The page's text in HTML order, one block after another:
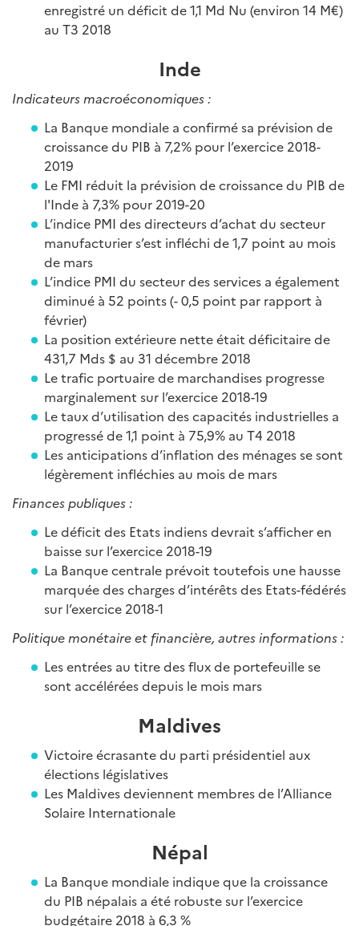
enregistré un déficit de 1,1 Md Nu (environ 14 M€)
au T3 2018
Inde
Indicateurs macroéconomiques :
La Banque mondiale a confirmé sa prévision de
croissance du PIB à 7,2% pour l’exercice 2018-
2019
Le FMI réduit la prévision de croissance du PIB de
l'Inde à 7,3% pour 2019-20
L’indice PMI des directeurs d’achat du secteur
manufacturier s’est infléchi de 1,7 point au mois
de mars
L’indice PMI du secteur des services a également
diminué à 52 points (- 0,5 point par rapport à
février)
La position extérieure nette était déficitaire de
431,7 Mds $ au 31 décembre 2018
Le trafic portuaire de marchandises progresse
marginalement sur l’exercice 2018-19
Le taux d’utilisation des capacités industrielles a
progressé de 1,1 point à 75,9% au T4 2018
Les anticipations d’inflation des ménages se sont
légèrement infléchies au mois de mars
Finances publiques :
Le déficit des Etats indiens devrait s’afficher en
baisse sur l’exercice 2018-19
La Banque centrale prévoit toutefois une hausse
marquée des charges d’intérêts des Etats-fédérés
sur l’exercice 2018-1
Politique monétaire et financière, autres informations :
Les entrées au titre des flux de portefeuille se
sont accélérées depuis le mois mars
Maldives
Victoire écrasante du parti présidentiel aux
élections législatives
Les Maldives deviennent membres de l’Alliance
Solaire Internationale
Népal
La Banque mondiale indique que la croissance
du PIB népalais a été robuste sur l’exercice
budgétaire 2018 à 6,3 %